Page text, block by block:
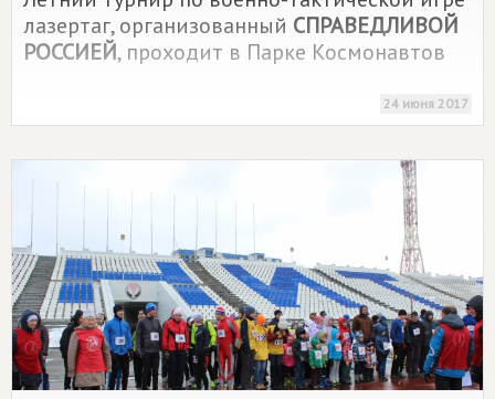
лазертаг, организованный СПРАВЕДЛИВОЙ
РОССИЕЙ, проходит в Парке Космонавтов
24 июня 2017